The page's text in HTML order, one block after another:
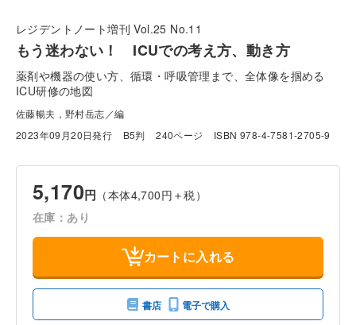
レジデントノート増刊 Vol.25 No.11
もう迷わない！ ICUでの考え方、動き方
薬剤や機器の使い方、循環・呼吸管理まで、全体像を掴める
ICU研修の地図
佐藤暢夫，野村岳志／編
2023年09月20日発行
B5判 240ページ ISBN 978-4-7581-2705-9
5,170円 （本体4,700円＋税）
在庫：あり
カートに入れる
書店 電子で購入